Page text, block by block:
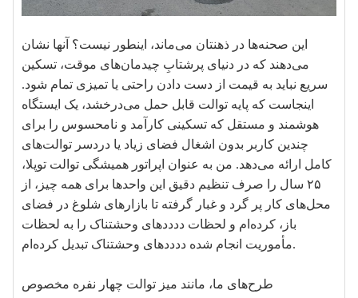
این صحنه‌ها در ذهنتان می‌ماند، اینطور نیست؟ آنها نشان
می‌دهند که در دنیای پرشتابِ چیدمان‌های موقت، تسکین
سریع نباید به قیمت از دست دادن راحتی یا تمیزی تمام شود.
اینجاست که پایه توالت قابل حمل می‌درخشد، یک ایستگاه
هوشمند و مستقل که تسکینی کارآمد و نامحسوس را برای
چندین کاربر بدون اشغال فضای زیاد یا دردسر توالت‌های
کامل ارائه می‌دهد. من به عنوان اپراتور همیشگی توالت توپلا،
۲۵ سال را صرف تنظیم دقیق این واحدها برای همه چیز، از
محل‌های کار پر گرد و غبار گرفته تا بازارهای شلوغ در فضای
باز، کرده‌ام و لحظات ددددهای وحشتناک را به لحظات
مأموریت انجام شده ددددهای وحشتناک تبدیل کرده‌ام.
طرح‌های ما، مانند میز توالت چهار نفره مخصوص